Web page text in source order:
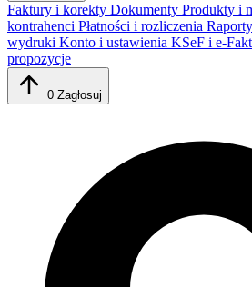
Faktury i korekty Dokumenty Produkty i
kontrahenci Płatności i rozliczenia
wydruki Konto i ustawienia KSeF i e-
propozycje
0 Zagłosuj